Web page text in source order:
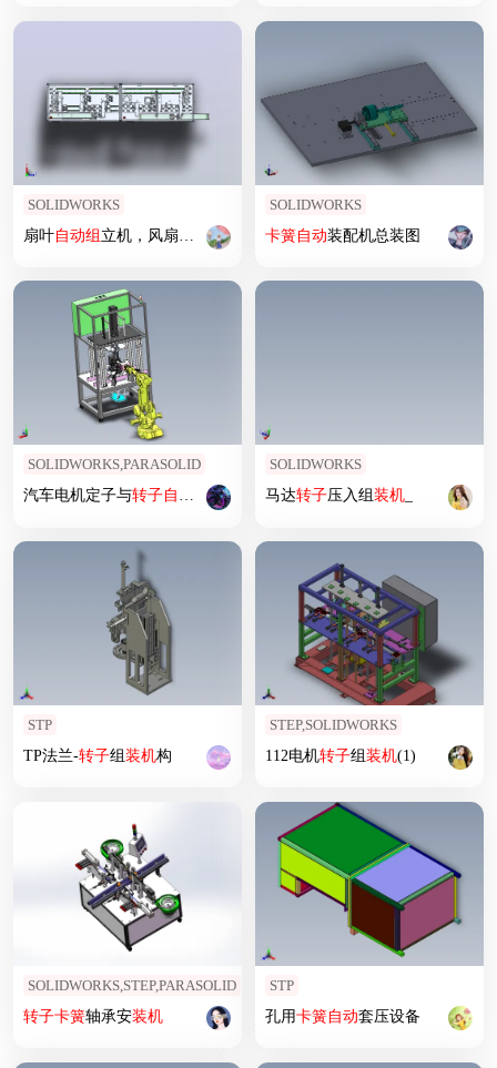
SOLIDWORKS
扇叶自动组立机，风扇框、风叶、轴承、垫片、 卡簧等配件的 自动
SOLIDWORKS
卡簧自动装配机总装图
SOLIDWORKS,PARASOLID
汽车电机定子与转子自动 组转机sw18
SOLIDWORKS
马达转子压入组装机_
STP
TP法兰-转子组装机构
STEP,SOLIDWORKS
112电机转子组装机(1)
SOLIDWORKS,STEP,PARASOLID
转子卡簧轴承安装机
STP
孔用卡簧自动套压设备